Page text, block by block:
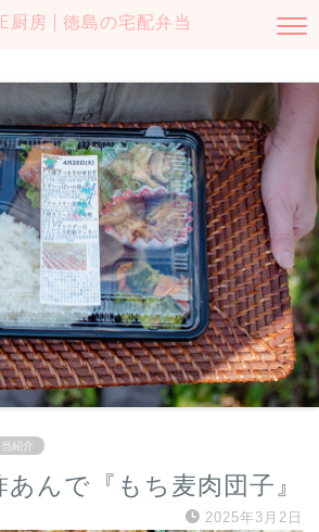
厨房 | 徳島の宅配弁当
紹介
んで『もち麦肉団子』
2025年3月2日